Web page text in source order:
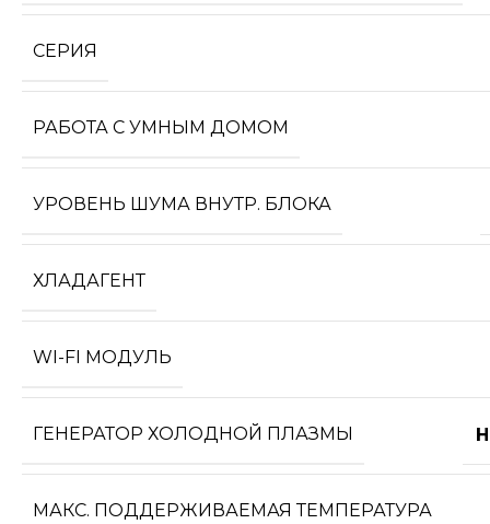
СЕРИЯ
РАБОТА С УМНЫМ ДОМОМ
УРОВЕНЬ ШУМА ВНУТР. БЛОКА
ХЛАДАГЕНТ
WI-FI МОДУЛЬ
ГЕНЕРАТОР ХОЛОДНОЙ ПЛАЗМЫ
МАКС. ПОДДЕРЖИВАЕМАЯ ТЕМПЕРАТУРА